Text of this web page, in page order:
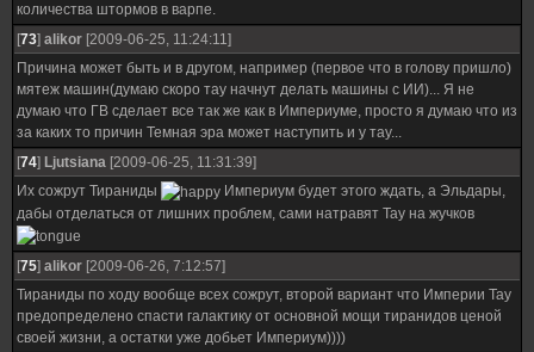
количества штормов в варпе.
[73] alikor [2009-06-25, 11:24:11]
Причина может быть и в другом, например (первое что в голову пришло)
мятеж машин(думаю скоро тау начнут делать машины с ИИ)... Я не
думаю что ГВ сделает все так же как в Империуме, просто я думаю что из
за каких то причин Темная эра может наступить и у тау...
[74] Ljutsiana [2009-06-25, 11:31:39]
Их сожрут Тираниды
Империум будет этого ждать, а Эльдары,
дабы отделаться от лишних проблем, сами натравят Тау на жучков
[75] alikor [2009-06-26, 7:12:57]
Тираниды по ходу вообще всех сожрут, второй вариант что Империи Тау
предопределено спасти галактику от основной мощи тиранидов ценой
своей жизни, а остатки уже добьет Империум))))